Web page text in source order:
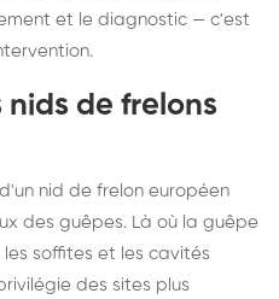
et le diagnostic — c'est
nids de frelons
nid de frelon européen
des guêpes. Là où la guêpe
soffites et les cavités
des sites plus